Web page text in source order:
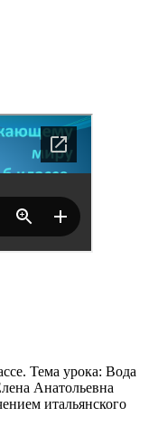
Тема урока: Вода
Анатольевна
итальянского